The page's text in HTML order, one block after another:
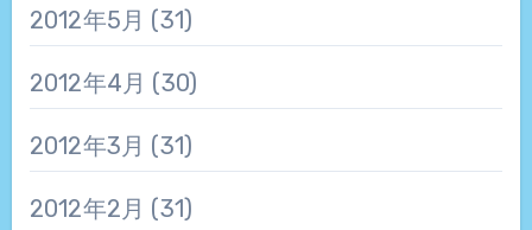
2012年5月 (31)
2012年4月 (30)
2012年3月 (31)
2012年2月 (31)